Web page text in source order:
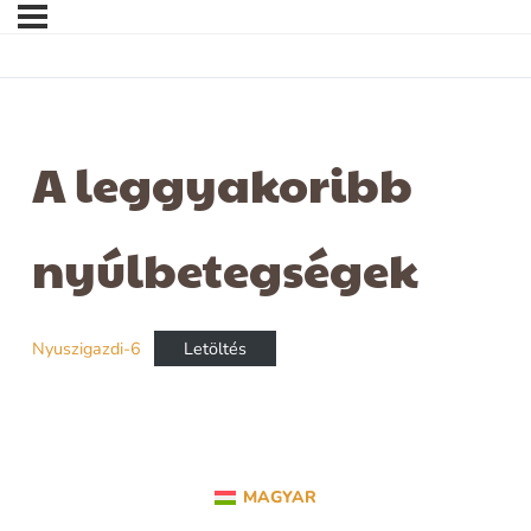
A leggyakoribb
nyúlbetegségek
Nyuszigazdi-6 Letöltés
MAGYAR